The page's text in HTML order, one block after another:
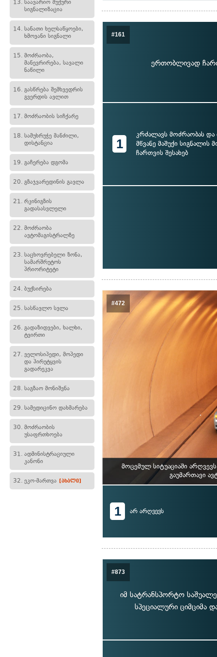
13. საავარიო შუქური
სიგნალიზაცია
14. სანათი ხელსაწყოები,
ხმოვანი სიგნალი
15. მოძრაობა,
მანევრირება, სავალი
ნაწილი
16. გასწრება შემხვედრის
გვერდის ავლით
17. მოძრაობის სიჩქარე
18. სამუხრუჭე მანძილი,
დისტანცია
19. გაჩერება დგომა
20. გზაჯვარედინის გავლა
21. რკინიგზის
გადასასვლელი
22. მოძრაობა
ავტომაგისტრალზე
23. საცხოვრებელი ზონა,
სამარშრუტოს
პრიორიტეტი
24. ბუქსირება
25. სასწავლო სვლა
26. გადაზიდვები, ხალხი,
ტვირთი
27. ველოსიპედი, მოპედი
და პირუტყვის
გადარეკვა
28. საგზაო მონიშვნა
29. სამედიცინო დახმარება
30. მოძრაობის
უსაფრთხოება
31. ადმინისტრაციული
კანონი
32. ეკო-მართვა [ახალი]
#161
ერთობლივად
1
კრძალავს მოძრაობას და
მწვანე მაშუქი
ჩართვის შესახებ
#472
მოცემულ სიტუაციაში
გაუმართავი
1 არ არღვევს
#873
იმ სატრანსპორტო
სპეციალური ციმციმა